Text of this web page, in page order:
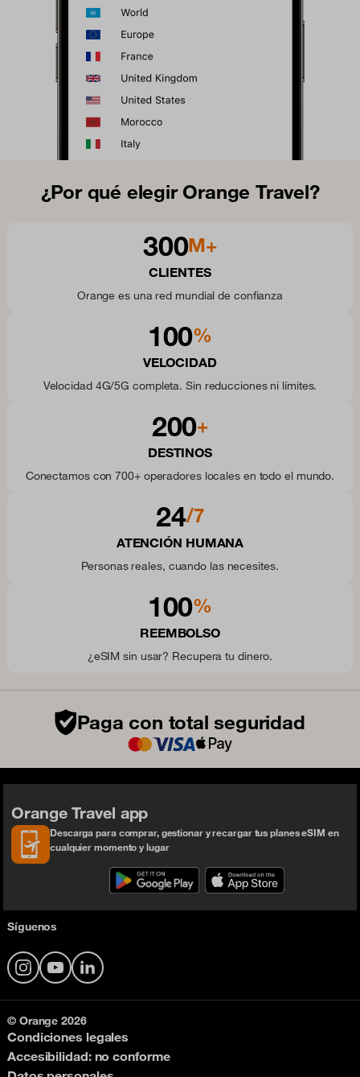
¿Por qué elegir Orange Travel?
300M+
CLIENTES
Orange es una red mundial de confianza
100%
VELOCIDAD
Velocidad 4G/5G completa. Sin reducciones ni límites.
200+
DESTINOS
Conectamos con 700+ operadores locales en todo el mundo.
24/7
ATENCIÓN HUMANA
Personas reales, cuando las necesites.
100%
REEMBOLSO
¿eSIM sin usar? Recupera tu dinero.
Paga con total seguridad
Orange Travel app
Descarga para comprar, gestionar y recargar tus planes eSIM en
cualquier momento y lugar
Síguenos
InstagramYouTubeLinkedIn
© Orange 2026
Condiciones legales
Accesibilidad: no conforme